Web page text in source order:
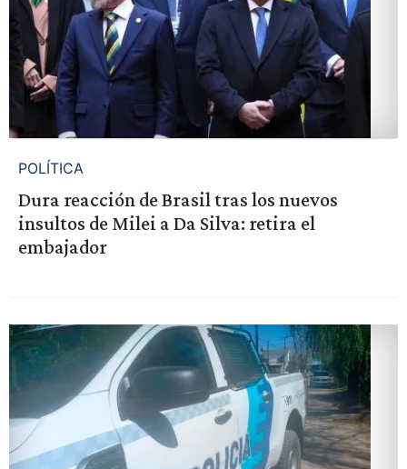
POLÍTICA
Dura reacción de Brasil tras los nuevos
insultos de Milei a Da Silva: retira el
embajador